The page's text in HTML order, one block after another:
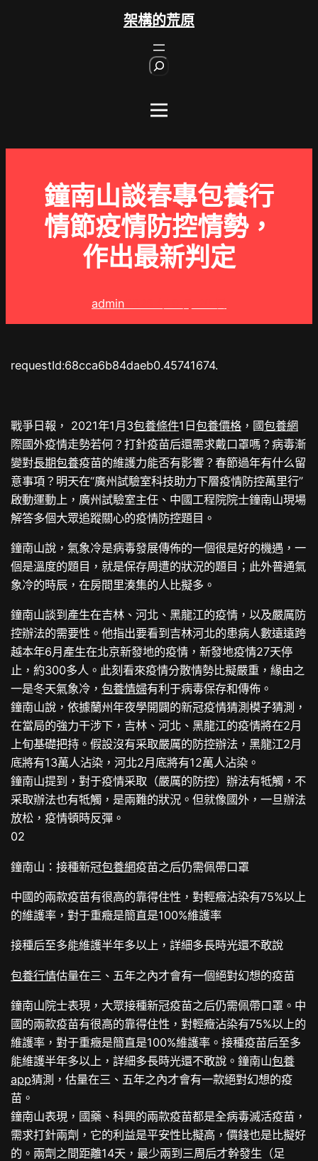
架構的荒原
鐘南山談春專包養行
情節疫情防控情勢，
作出最新判定
admin
requestId:68cca6b84daeb0.45741674.
戰爭日報， 2021年1月3包養條件1日包養價格 ，國包養網
際國外疫情走勢若何？打針疫苗后還需求戴口罩嗎？病毒漸
變對長期包養疫苗的維護力能否有影響？春節過年有什么留
意事項？明天在“廣州試驗室科技助力下層疫情防控萬里行”
啟動運動上，廣州試驗室主任、中國工程院院士鐘南山現場
解答多個大眾追蹤關心的疫情防控題目。
鐘南山說，氣象冷是病毒發展傳佈的一個很是好的機遇，一
個是溫度的題目，就是保存周遭的狀況的題目；此外普通氣
象冷的時辰，在房間里湊集的人比擬多。
鐘南山談到產生在吉林、河北、黑龍江的疫情，以及嚴厲防
控辦法的需要性。他指出要看到吉林河北的患病人數遠遠跨
越本年6月產生在北京新發地的疫情，新發地疫情27天停
止，約300多人。此刻看來疫情分散情勢比擬嚴重，緣由之
一是冬天氣象冷，包養情婦有利于病毒保存和傳佈。
鐘南山說，依據蘭州年夜學開闢的新冠疫情猜測模子猜測，
在當局的強力干涉下，吉林、河北、黑龍江的疫情將在2月
上旬基礎把持。假設沒有采取嚴厲的防控辦法，黑龍江2月
底將有13萬人沾染，河北2月底將有12萬人沾染。
鐘南山提到，對于疫情采取（嚴厲的防控）辦法有牴觸，不
采取辦法也有牴觸，是兩難的狀況。但就像國外，一旦辦法
放松，疫情頓時反彈。
02
鐘南山：接種新冠包養網疫苗之后仍需佩帶口罩
中國的兩款疫苗有很高的靠得住性，對輕癥沾染有75%以上
的維護率，對于重癥是簡直是100%維護率
接種后至多能維護半年多以上，詳細多長時光還不敢說
包養行情估量在三、五年之內才會有一個絕對幻想的疫苗
鐘南山院士表現，大眾接種新冠疫苗之后仍需佩帶口罩。中
國的兩款疫苗有很高的靠得住性，對輕癥沾染有75%以上的
維護率，對于重癥是簡直是100%維護率。接種疫苗后至多
能維護半年多以上，詳細多長時光還不敢說。鐘南山包養
app猜測，估量在三、五年之內才會有一款絕對幻想的疫
苗。
鐘南山表現，國藥、科興的兩款疫苗都是全病毒滅活疫苗，
需求打針兩劑，它的利益是平安性比擬高，價錢也是比擬好
的。兩劑之間距離14天，最少兩到三周后才幹發生（足